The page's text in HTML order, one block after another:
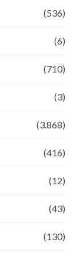
(536)
(6)
(710)
(3)
(3.868)
(416)
(12)
(43)
(130)